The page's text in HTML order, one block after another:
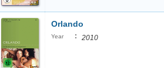
Orlando
Year : 2010